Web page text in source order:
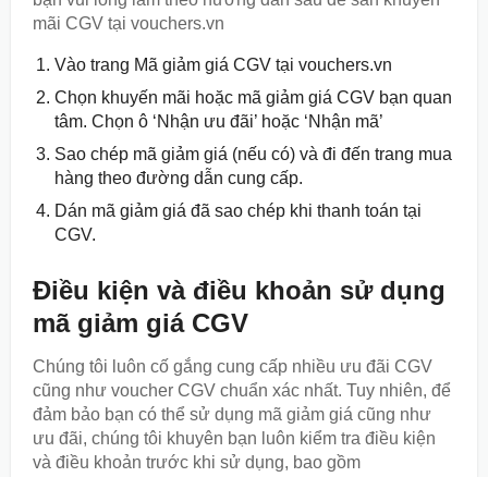
mãi CGV tại vouchers.vn
Vào trang Mã giảm giá CGV tại vouchers.vn
Chọn khuyến mãi hoặc mã giảm giá CGV bạn quan
tâm. Chọn ô ‘Nhận ưu đãi’ hoặc ‘Nhận mã’
Sao chép mã giảm giá (nếu có) và đi đến trang mua
hàng theo đường dẫn cung cấp.
Dán mã giảm giá đã sao chép khi thanh toán tại
CGV.
Điều kiện và điều khoản sử dụng
mã giảm giá CGV
Chúng tôi luôn cố gắng cung cấp nhiều ưu đãi CGV
cũng như voucher CGV chuẩn xác nhất. Tuy nhiên, để
đảm bảo bạn có thể sử dụng mã giảm giá cũng như
ưu đãi, chúng tôi khuyên bạn luôn kiểm tra điều kiện
và điều khoản trước khi sử dụng, bao gồm